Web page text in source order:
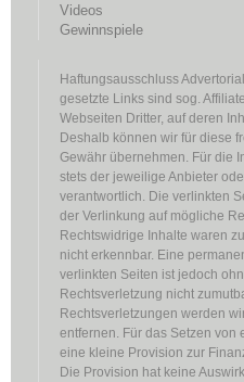
Videos
Gewinnspiele
Haftungsausschluss
gesetzte Links sind sog.
Webseiten Dritter, auf deren
Deshalb können wir für diese
Gewähr übernehmen. Für die
stets der jeweilige Anbieter
verantwortlich. Die verlinkten
der Verlinkung auf mögliche
Rechtswidrige Inhalte waren
nicht erkennbar. Eine
verlinkten Seiten ist jedoch
Rechtsverletzung nicht
Rechtsverletzungen werden
entfernen. Für das Setzen von
eine kleine Provision zur
Die Provision hat keine